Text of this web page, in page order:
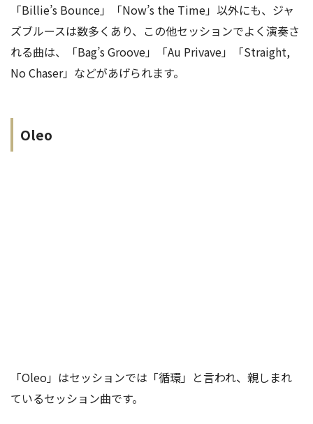
「Billie’s Bounce」「Now’s the Time」以外にも、ジャ
ズブルースは数多くあり、この他セッションでよく演奏さ
れる曲は、「Bag’s Groove」「Au Privave」「Straight,
No Chaser」などがあげられます。
Oleo
「Oleo」はセッションでは「循環」と言われ、親しまれ
ているセッション曲です。